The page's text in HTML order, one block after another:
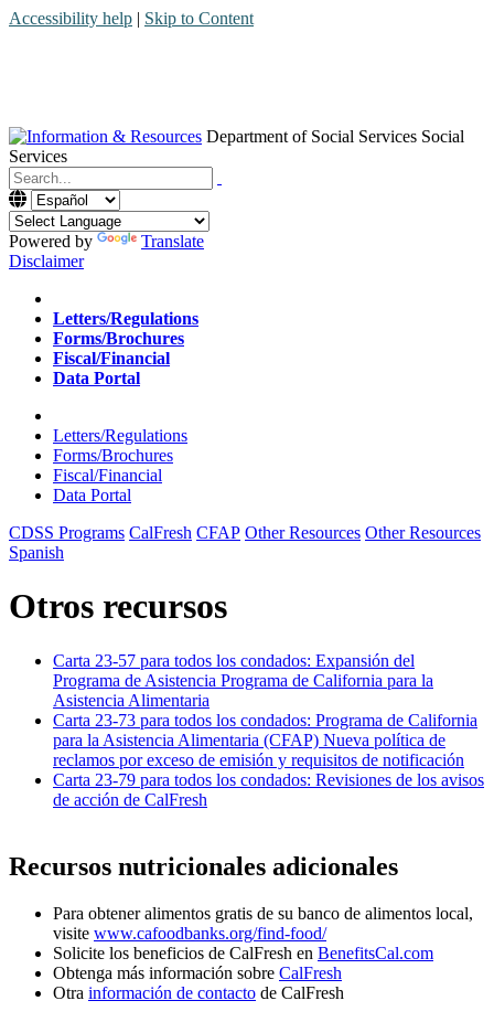
Accessibility help | Skip to Content
Department of Social Services Social
Services
Menu
Contact
Search
Powered by
Translate
Disclaimer
Home
Letters/Regulations
Forms/Brochures
Fiscal/Financial
Data Portal
Home
Letters/Regulations
Forms/Brochures
Fiscal/Financial
Data Portal
CDSS Programs CalFresh CFAP Other Resources Other Resources
Spanish
Otros recursos
Carta 23-57 para todos los condados: Expansión del
Programa de Asistencia Programa de California para la
Asistencia Alimentaria
Carta 23-73 para todos los condados: Programa de California
para la Asistencia Alimentaria (CFAP) Nueva política de
reclamos por exceso de emisión y requisitos de notificación
Carta 23-79 para todos los condados: Revisiones de los avisos
de acción de CalFresh
Recursos nutricionales adicionales
Para obtener alimentos gratis de su banco de alimentos local,
visite www.cafoodbanks.org/find-food/
Solicite los beneficios de CalFresh en BenefitsCal.com
Obtenga más información sobre CalFresh
Otra información de contacto de CalFresh